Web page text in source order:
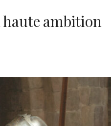
haute ambition